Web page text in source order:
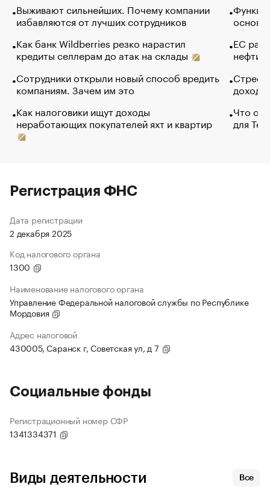
Выживают сильнейших. Почему компании
избавляются от лучших сотрудников
Как банк Wildberries резко нарастил
кредиты селлерам до атак на склады
Сотрудники открыли новый способ вредить
компаниям. Зачем им это
Как налоговики ищут доходы
неработающих покупателей яхт и квартир
основ
ЕС
нефти
Что
для
Регистрация ФНС
Дата регистрации
2 декабря 2025
Код налогового органа
1300
Наименование налогового органа
Управление Федеральной налоговой службы по Республике
Мордовия
Адрес налоговой
430005, Саранск г, Советская ул, д 7
Социальные фонды
Регистрационный номер СФР
1341334371
Виды деятельности Все